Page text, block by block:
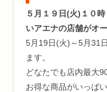
５月１９日(火)１０
いアエナの店舗がオ
5月19日(火)～5月31
ます。
どなたでも店内最大
お得な商品がいっぱ